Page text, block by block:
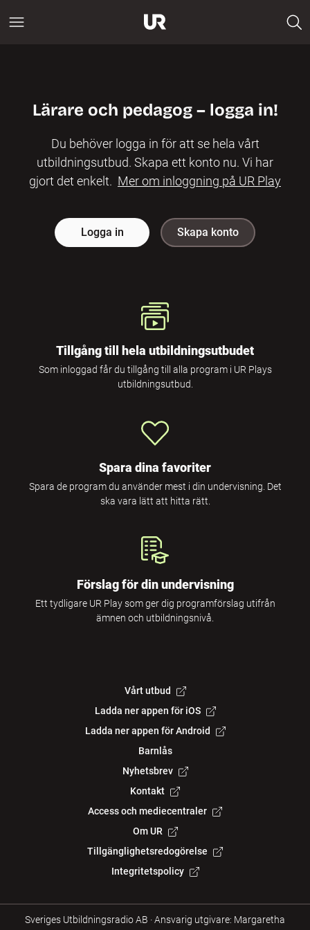
Lärare och pedagog – logga in!
Du behöver logga in för att se hela vårt
utbildningsutbud. Skapa ett konto nu. Vi har
gjort det enkelt. Mer om inloggning på UR Play
Logga in Skapa konto
Tillgång till hela utbildningsutbudet
Som inloggad får du tillgång till alla program i UR Plays
utbildningsutbud.
Spara dina favoriter
Spara de program du använder mest i din undervisning. Det
ska vara lätt att hitta rätt.
Förslag för din undervisning
Ett tydligare UR Play som ger dig programförslag utifrån
ämnen och utbildningsnivå.
Vårt utbud
Ladda ner appen för iOS
Ladda ner appen för Android
Barnlås
Nyhetsbrev
Kontakt
Access och mediecentraler
Om UR
Tillgänglighetsredogörelse
Integritetspolicy
Sveriges Utbildningsradio AB ·Ansvarig utgivare: Margaretha